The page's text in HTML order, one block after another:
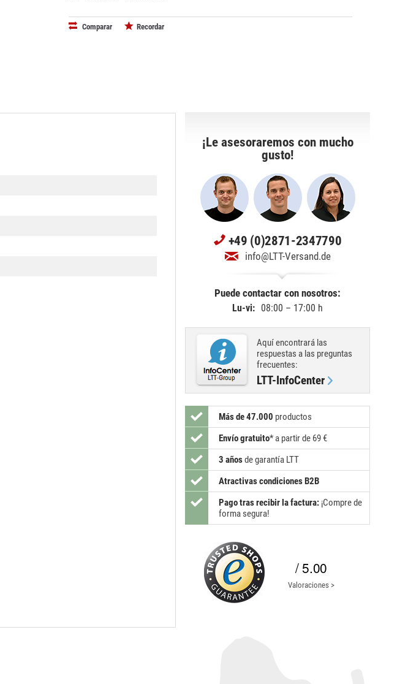
Comparar Recordar
¡Le asesoraremos con mucho
gusto!
+49 (0)2871-2347790
info@LTT-Versand.de
Puede contactar con nosotros:
Lu-vi: 08:00 – 17:00 h
Aquí encontrará las
respuestas a las preguntas
frecuentes:
LTT-InfoCenter
Más de 47.000 productos
Envío gratuito* a partir de 69 €
3 añosde garantía LTT
Atractivas condiciones B2B
Pago tras recibir la factura: ¡Compre de
forma segura!
/ 5.00
Valoraciones >